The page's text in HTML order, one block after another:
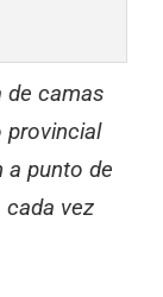
de camas
provincial
a punto de
cada vez